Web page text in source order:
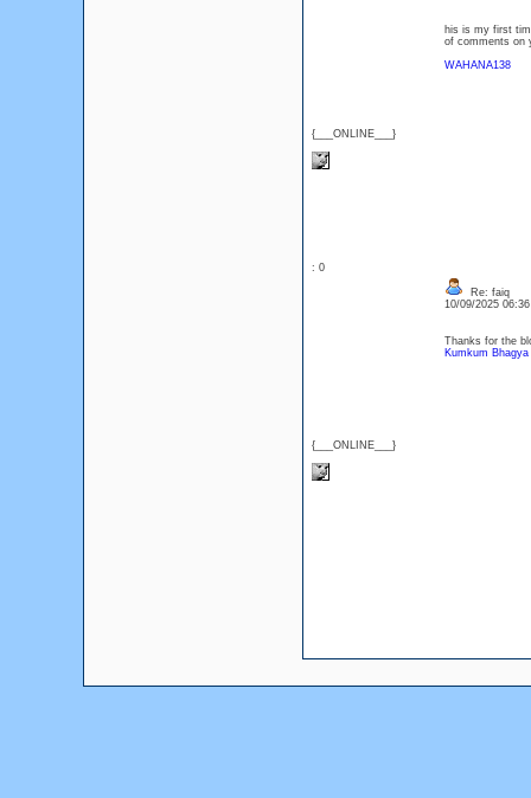
{___ONLINE___}
his is my first
of comments on
WAHANA138
: 0
{___ONLINE___}
Re: faiq
10/09/2025
Thanks for the
Kumkum